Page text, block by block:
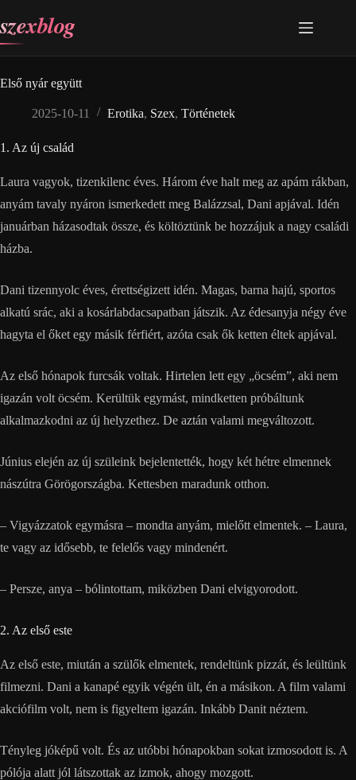
to
content
szexblog
Első nyár együtt
2025-10-11 Erotika, Szex, Történetek
1. Az új család
Laura vagyok, tizenkilenc éves. Három éve halt meg az apám rákban,
anyám tavaly nyáron ismerkedett meg Balázzsal, Dani apjával. Idén
januárban házasodtak össze, és költöztünk be hozzájuk a nagy családi
házba.
Dani tizennyolc éves, érettségizett idén. Magas, barna hajú, sportos
alkatú srác, aki a kosárlabdacsapatban játszik. Az édesanyja négy éve
hagyta el őket egy másik férfiért, azóta csak ők ketten éltek apjával.
Az első hónapok furcsák voltak. Hirtelen lett egy „öcsém”, aki nem
igazán volt öcsém. Kerültük egymást, mindketten próbáltunk
alkalmazkodni az új helyzethez. De aztán valami megváltozott.
Június elején az új szüleink bejelentették, hogy két hétre elmennek
nászútra Görögországba. Kettesben maradunk otthon.
– Vigyázzatok egymásra – mondta anyám, mielőtt elmentek. – Laura,
te vagy az idősebb, te felelős vagy mindenért.
– Persze, anya – bólintottam, miközben Dani elvigyorodott.
2. Az első este
Az első este, miután a szülők elmentek, rendeltünk pizzát, és leültünk
filmezni. Dani a kanapé egyik végén ült, én a másikon. A film valami
akciófilm volt, nem is figyeltem igazán. Inkább Danit néztem.
Tényleg jóképű volt. És az utóbbi hónapokban sokat izmosodott is. A
pólója alatt jól látszottak az izmok, ahogy mozgott.